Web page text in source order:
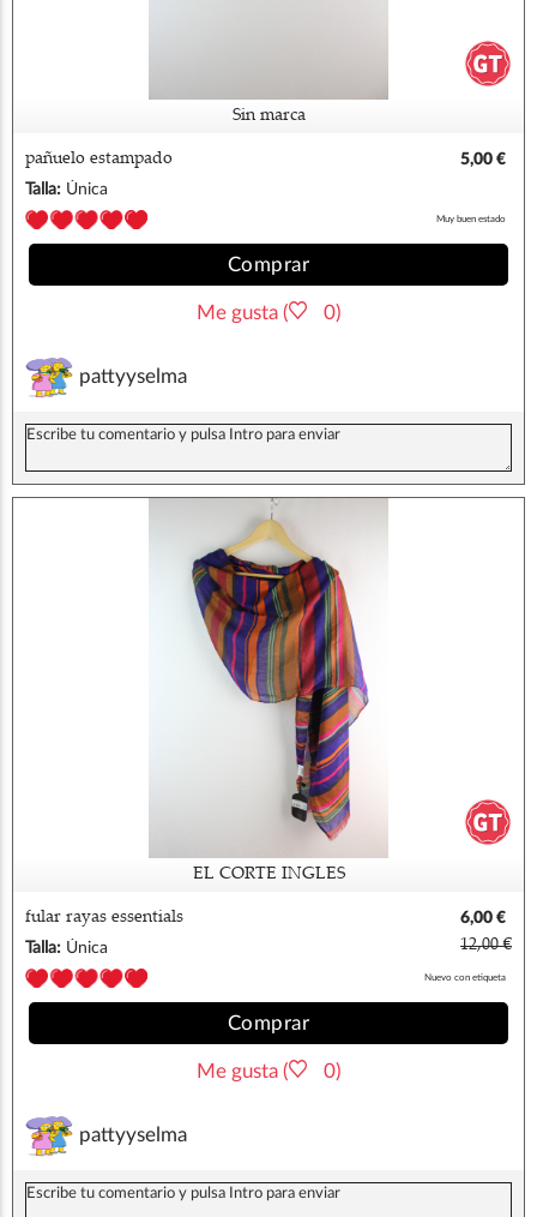
Sin marca
pañuelo estampado
5,00 €
Talla: Única
Muy buen estado
Comprar
Me gusta ( 0)
pattyyselma
EL CORTE INGLES
fular rayas essentials
6,00 €
Talla: Única 12,00 €
Nuevo con etiqueta
Comprar
Me gusta ( 0)
pattyyselma